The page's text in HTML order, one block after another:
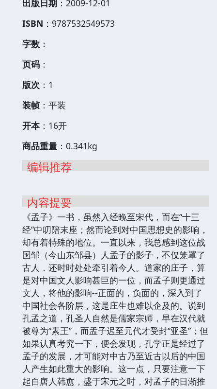
出版日期 ：2009-12-01
ISBN ：9787532549573
字数 ：
页码 ：
版次 ：1
装帧 ：平装
开本：16开
商品重量 ：0.341kg
编辑推荐
内容提要
《孟子》一书，虽然入经晚至宋代，而在“十三
经”中叨陪末座；然而论到对中国思想史的影响，
却有着特殊的地位。一直以来，我总感到这位战
国邹（今山东邹县）人孟子的影子，不仅笼罩了
古人．还时时处处牵引着今人。道家的庄子，算
是对中国文人影响甚巨的一位，而孟子则更通过
文人，将他的影响--正面的，负面的，深入到了
中国社会各阶层，这是庄生也难以企及的。说到
孔孟之道，孔圣人自然是儒家宗师，早在汉代就
被尊为“素王”，而孟子迟至元代才受封“亚圣”；但
如果认真考究一下，便会发现，孔学正是经过了
孟子的发展，才可能对中古乃至近古以后的中国
人产生如此重大的影响。这一点，只要注意一下
起自唐人韩愈，盛于宋元之时，对孟子的日渐推